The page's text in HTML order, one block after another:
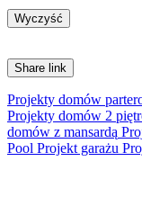
Share link
Projekty domów
Projekty domów 2
domów z mansardą
Pool Projekt garażu